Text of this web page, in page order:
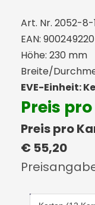
Art. Nr. 2052-8-
EAN:
Höhe: 230 mm
Breite/
EVE-Einheit:
Preis pro
Preis pro
€ 55,20